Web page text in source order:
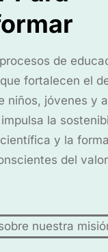
de
fortalecen el
niños, jóvenes y
la
y la
del
nuestra